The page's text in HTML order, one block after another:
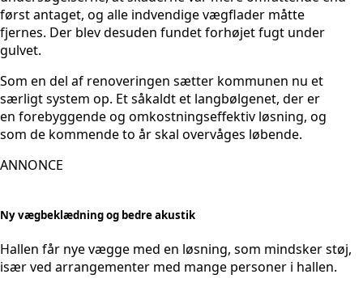
først antaget, og alle indvendige vægflader måtte
fjernes. Der blev desuden fundet forhøjet fugt under
gulvet.
Som en del af renoveringen sætter kommunen nu et
særligt system op. Et såkaldt et langbølgenet, der er
en forebyggende og omkostningseffektiv løsning, og
som de kommende to år skal overvåges løbende.
ANNONCE
Ny vægbeklædning og bedre akustik
Hallen får nye vægge med en løsning, som mindsker støj,
især ved arrangementer med mange personer i hallen.